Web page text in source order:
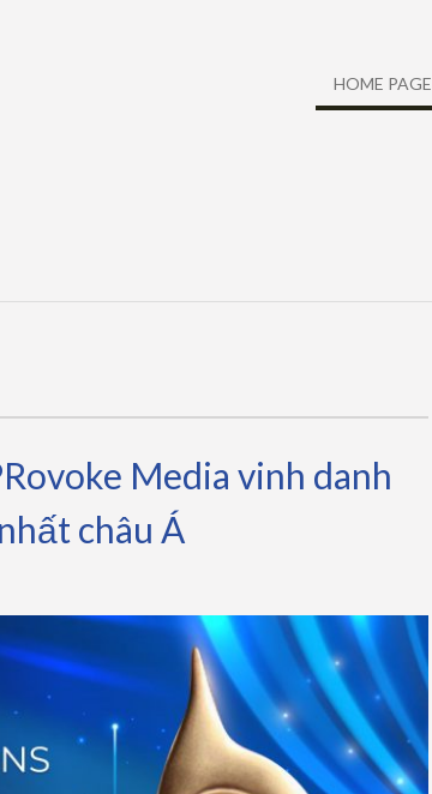
HOME PAGE
Media vinh danh
châu Á